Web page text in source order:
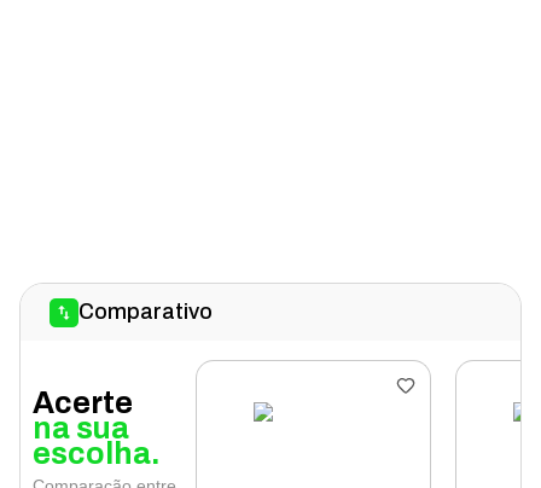
Comparativo
Acerte
na sua
escolha.